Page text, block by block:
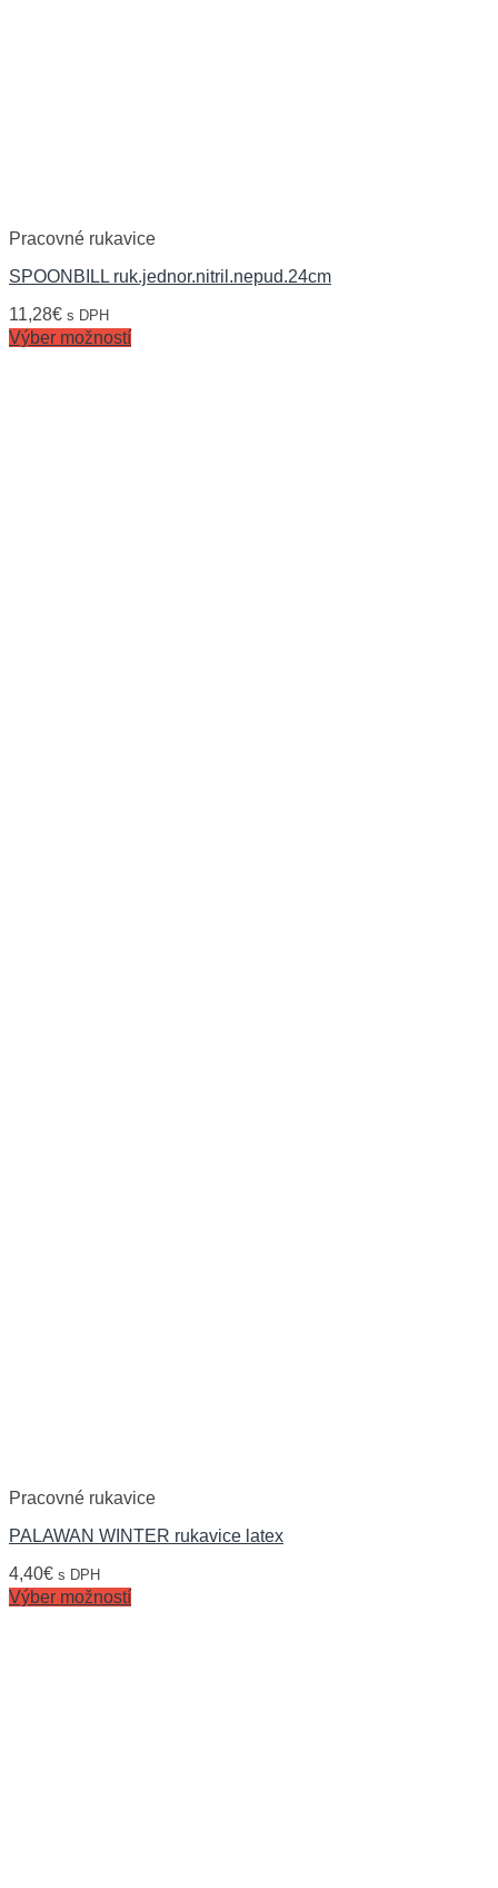
Pracovné rukavice
SPOONBILL ruk.jednor.nitril.nepud.24cm
11,28€ s DPH
Výber možností
Pracovné rukavice
PALAWAN WINTER rukavice latex
4,40€ s DPH
Výber možností